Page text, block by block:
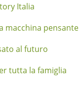
Italia
macchina pensante
al futuro
tutta la famiglia